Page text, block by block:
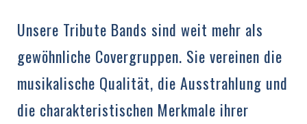
Unsere Tribute Bands sind weit mehr als
gewöhnliche Covergruppen. Sie vereinen die
musikalische Qualität, die Ausstrahlung und
die charakteristischen Merkmale ihrer